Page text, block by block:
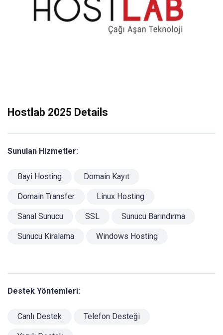
Hostlab 2025 Details
Sunulan Hizmetler:
Bayi Hosting Domain Kayıt
Domain Transfer Linux Hosting
Sanal Sunucu SSL Sunucu Barındırma
Sunucu Kiralama Windows Hosting
Destek Yöntemleri:
Canlı Destek Telefon Desteği